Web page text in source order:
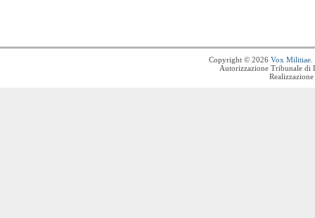
Copyright © 2026 Vox Militiae
Autorizzazione Tribunale di